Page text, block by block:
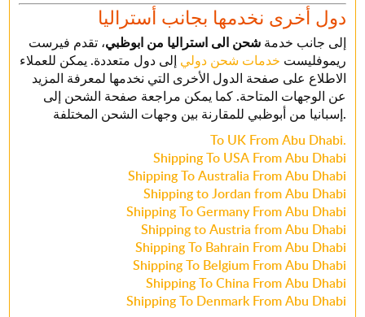
دول أخرى نخدمها بجانب أستراليا
إلى جانب خدمة شحن الى استراليا من ابوظبي، تقدم فيرست
ريموفليست خدمات شحن دولي إلى دول متعددة. يمكن للعملاء
الاطلاع على صفحة الدول الأخرى التي نخدمها لمعرفة المزيد
عن الوجهات المتاحة. كما يمكن مراجعة صفحة الشحن إلى
إسبانيا من أبوظبي للمقارنة بين وجهات الشحن المختلفة.
To UK From Abu Dhabi.
Shipping To USA From Abu Dhabi
Shipping To Australia From Abu Dhabi
Shipping to Jordan from Abu Dhabi
Shipping To Germany From Abu Dhabi
Shipping to Austria from Abu Dhabi
Shipping To Bahrain From Abu Dhabi
Shipping To Belgium From Abu Dhabi
Shipping To China From Abu Dhabi
Shipping To Denmark From Abu Dhabi